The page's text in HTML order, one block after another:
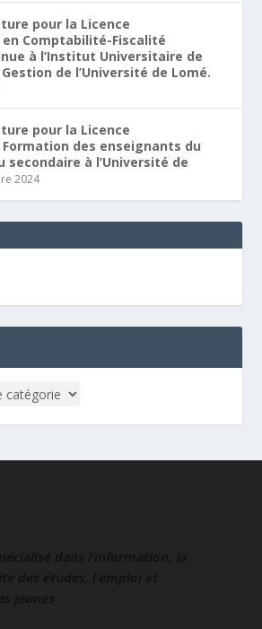
pour la Licence
Comptabilité-Fiscalité
à l’Institut Universitaire de
de l’Université de Lomé.
pour la Licence
des enseignants du
secondaire à l’Université de
2024